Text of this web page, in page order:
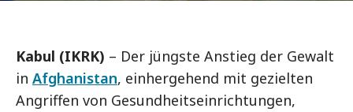
Kabul (IKRK) – Der jüngste Anstieg der Gewalt
in Afghanistan, einhergehend mit gezielten
Angriffen von Gesundheitseinrichtungen,